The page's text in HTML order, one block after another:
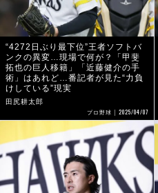
“4272日ぶり最下位”王者ソフトバ
ンクの異変…現場で何が？「甲斐
拓也の巨人移籍」「近藤健介の手
術」はあれど…番記者が見た“力負
けしている”現実
田尻耕太郎
プロ野球 2025/04/07